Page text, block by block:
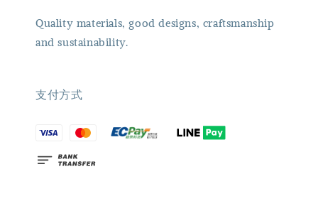
Quality materials, good designs, craftsmanship
and sustainability.
支付方式